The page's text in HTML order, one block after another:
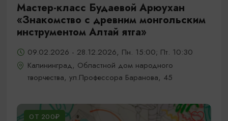
Мастер-класс Будаевой Арюухан
«Знакомство с древним монгольским
инструментом Алтай ятга»
09.02.2026 - 28.12.2026, Пн. 15:00; Пт. 10:30
Калининград, Областной дом народного
творчества, ул.Профессора Баранова, 45
ОТ 200₽